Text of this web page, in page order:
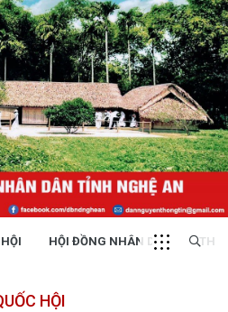
HỘI ĐỒNG NHÂN DÂN
HỘI